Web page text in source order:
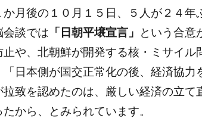
月後の１０月１５日、５人が２４年
談では 「日朝平壌宣言」 という合意
や、北朝鮮が開発する核・ミサイル
日本側が国交正常化の後、経済協力
致を認めたのは、厳しい経済の立て
から、とみられています。